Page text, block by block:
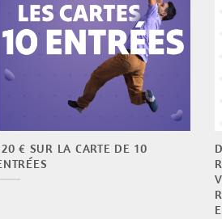
€ SUR LA CARTE DE 10